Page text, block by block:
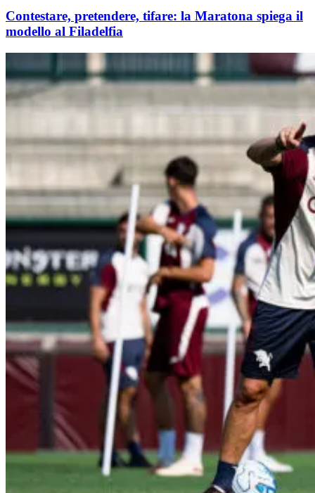
Contestare, pretendere, tifare: la Maratona spiega il
modello al Filadelfia